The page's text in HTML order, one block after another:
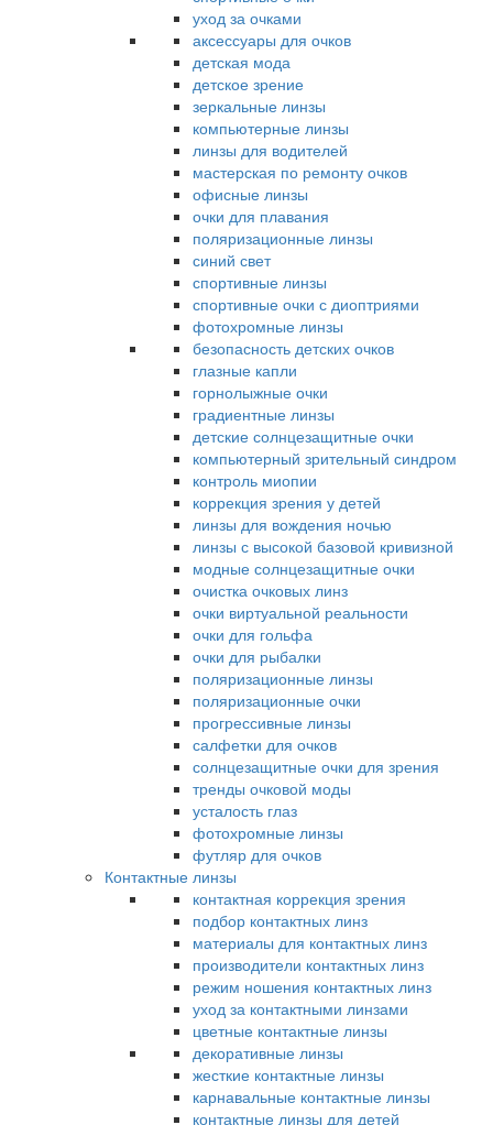
уход за очками
аксессуары для очков
детская мода
детское зрение
зеркальные линзы
компьютерные линзы
линзы для водителей
мастерская по ремонту очков
офисные линзы
очки для плавания
поляризационные линзы
синий свет
спортивные линзы
спортивные очки с диоптриями
фотохромные линзы
безопасность детских очков
глазные капли
горнолыжные очки
градиентные линзы
детские солнцезащитные очки
компьютерный зрительный синдром
контроль миопии
коррекция зрения у детей
линзы для вождения ночью
линзы с высокой базовой кривизной
модные солнцезащитные очки
очистка очковых линз
очки виртуальной реальности
очки для гольфа
очки для рыбалки
поляризационные линзы
поляризационные очки
прогрессивные линзы
салфетки для очков
солнцезащитные очки для зрения
тренды очковой моды
усталость глаз
фотохромные линзы
футляр для очков
Контактные линзы
контактная коррекция зрения
подбор контактных линз
материалы для контактных линз
производители контактных линз
режим ношения контактных линз
уход за контактными линзами
цветные контактные линзы
декоративные линзы
жесткие контактные линзы
карнавальные контактные линзы
контактные линзы для детей